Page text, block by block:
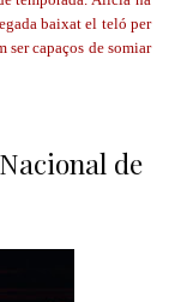
baixat el teló per
ser capaços de somiar
de